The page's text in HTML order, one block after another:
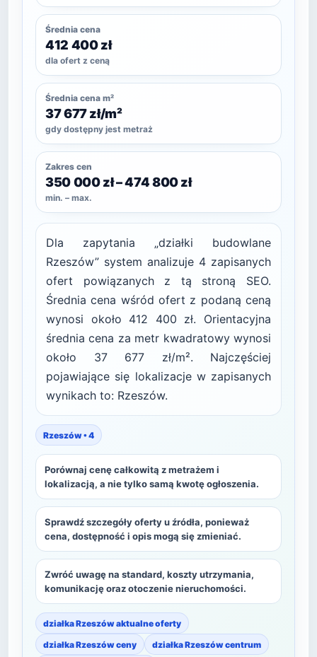
Średnia cena
412 400 zł
dla ofert z ceną
Średnia cena m²
37 677 zł/m²
gdy dostępny jest metraż
Zakres cen
350 000 zł – 474 800 zł
min. – max.
Dla zapytania „działki budowlane
Rzeszów” system analizuje 4 zapisanych
ofert powiązanych z tą stroną SEO.
Średnia cena wśród ofert z podaną ceną
wynosi około 412 400 zł. Orientacyjna
średnia cena za metr kwadratowy wynosi
około 37 677 zł/m². Najczęściej
pojawiające się lokalizacje w zapisanych
wynikach to: Rzeszów.
Rzeszów • 4
Porównaj cenę całkowitą z metrażem i
lokalizacją, a nie tylko samą kwotę ogłoszenia.
Sprawdź szczegóły oferty u źródła, ponieważ
cena, dostępność i opis mogą się zmieniać.
Zwróć uwagę na standard, koszty utrzymania,
komunikację oraz otoczenie nieruchomości.
działka Rzeszów aktualne oferty
działka Rzeszów ceny
działka Rzeszów centrum